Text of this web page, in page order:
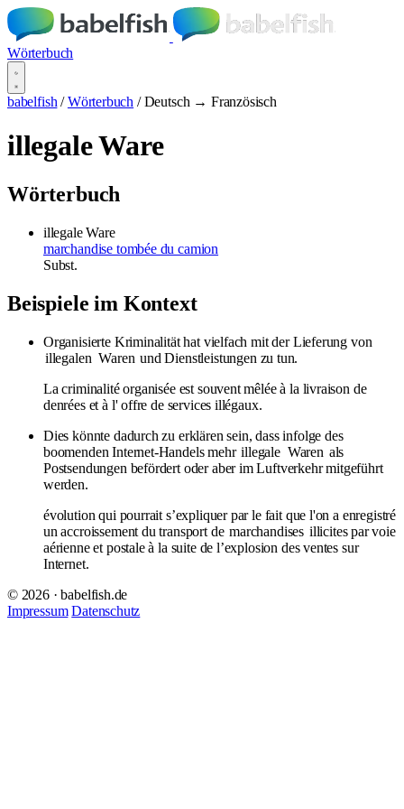
Wörterbuch
babelfish / Wörterbuch / Deutsch → Französisch
illegale Ware
Wörterbuch
illegale Ware
marchandise tombée du camion
Subst.
Beispiele im Kontext
Organisierte Kriminalität hat vielfach mit der Lieferung von
illegalen Waren und Dienstleistungen zu tun.
La criminalité organisée est souvent mêlée à la livraison de
denrées et à l' offre de services illégaux.
Dies könnte dadurch zu erklären sein, dass infolge des
boomenden Internet-Handels mehr illegale Waren als
Postsendungen befördert oder aber im Luftverkehr mitgeführt
werden.
évolution qui pourrait s’expliquer par le fait que l'on a enregistré
un accroissement du transport de marchandises illicites par voie
aérienne et postale à la suite de l’explosion des ventes sur
Internet.
© 2026 · babelfish.de
Impressum Datenschutz